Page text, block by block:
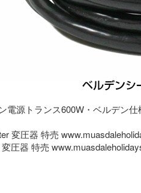
電源トランス600W・ベルデン仕
圧器 特売